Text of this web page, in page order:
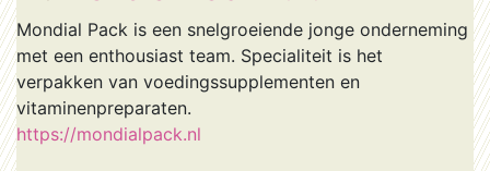
Mondial Pack is een snelgroeiende jonge onderneming
met een enthousiast team. Specialiteit is het
verpakken van voedingssupplementen en
vitaminenpreparaten.
https://mondialpack.nl